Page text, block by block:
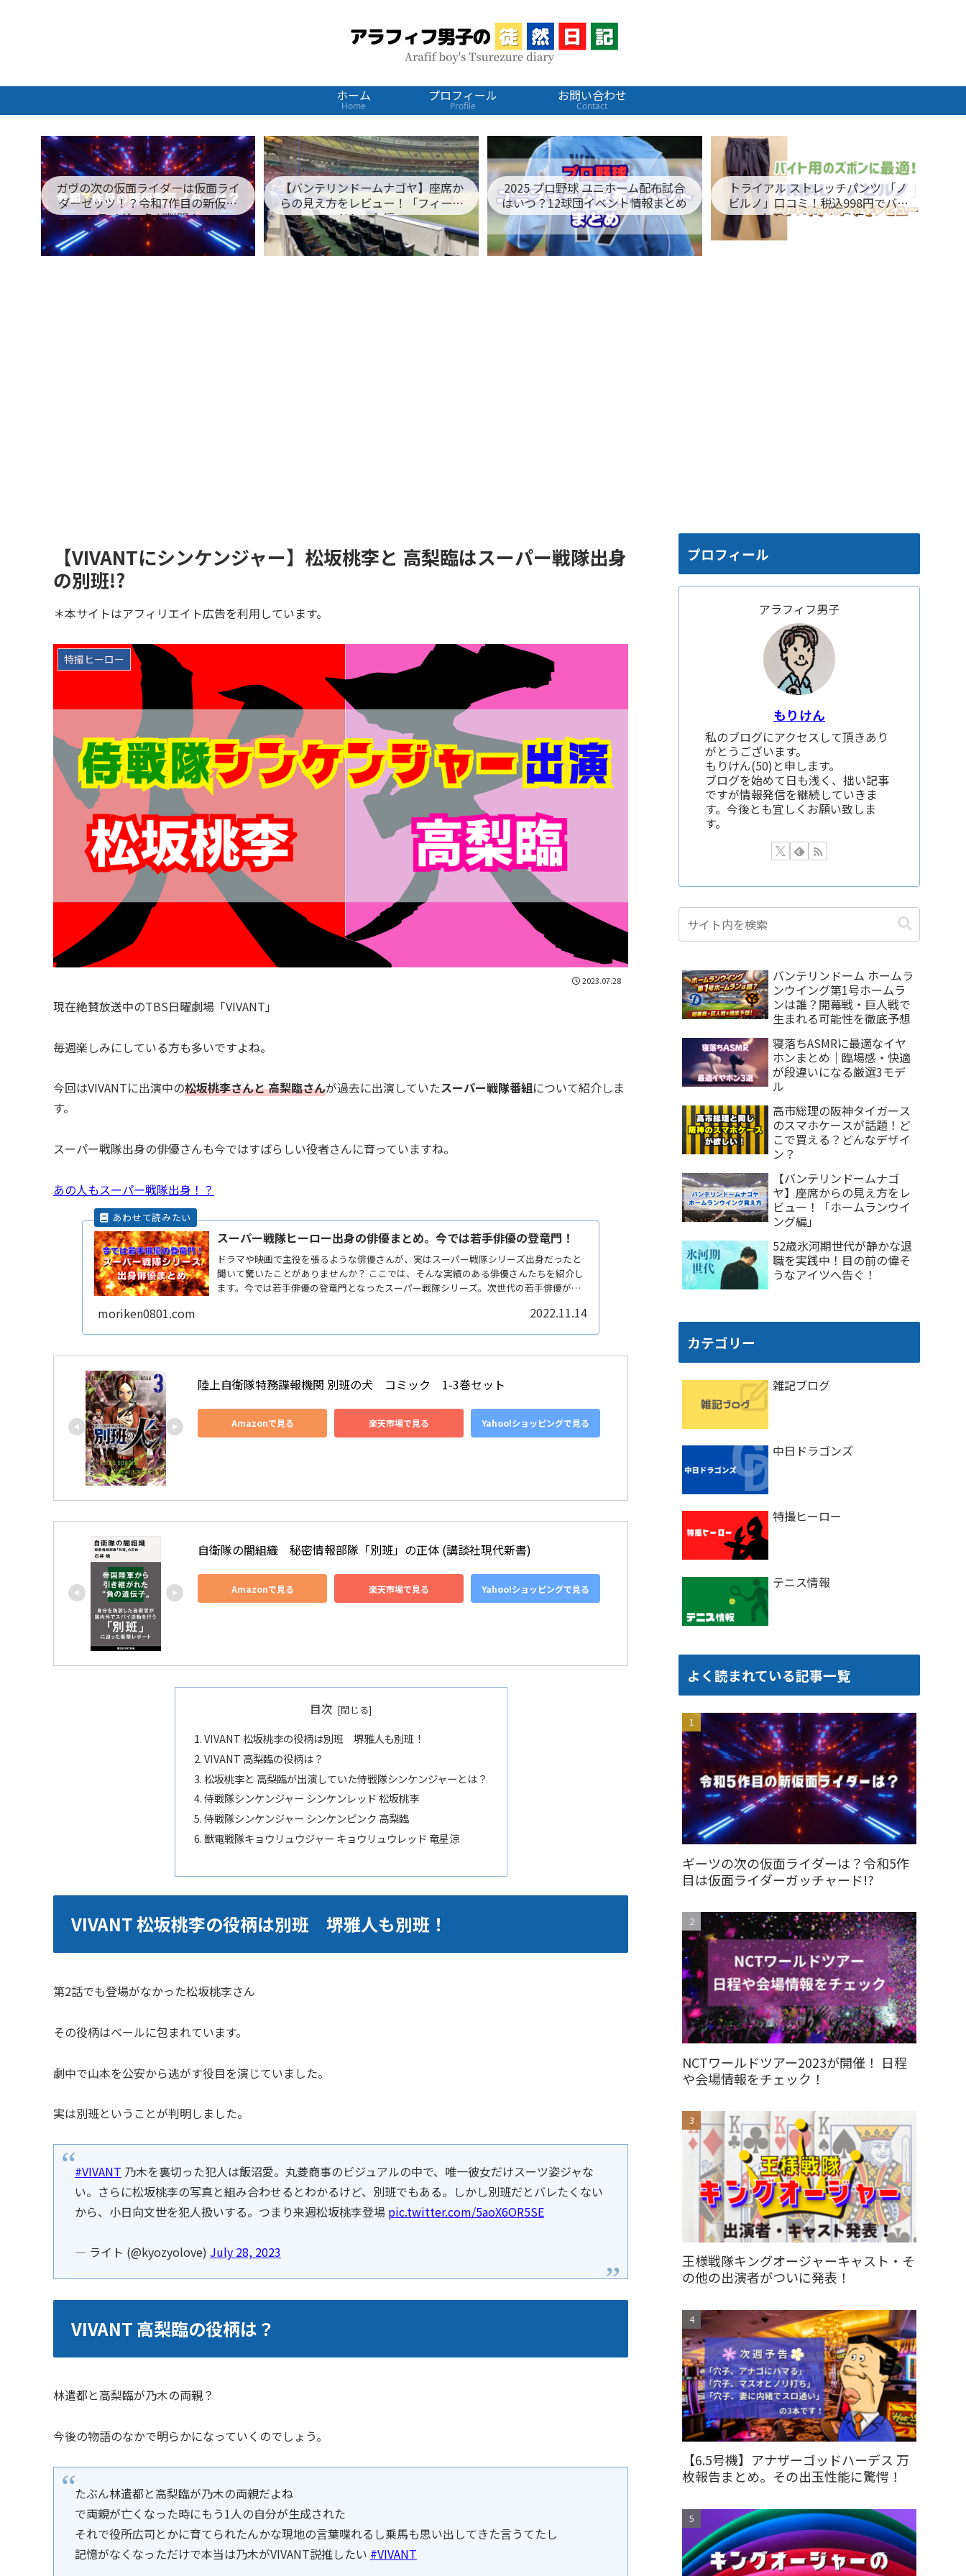
ホーム
Home
プロフィール
Profile
お問い合わせ
Contact
ガヴの次の仮面ライダーは仮面ライ
ダーゼッツ！？令和7作目の新仮面
ライダー名が判明！
【バンテリンドームナゴヤ】座席か
らの見え方をレビュー！「フィール
ドシート編」
2025 プロ野球 ユニホーム配布試合
はいつ？12球団イベント情報まとめ
トライアル ストレッチパンツ 「ノ
ビルノ」口コミ！税込998円でバイ
ト用のズボンに最適！
【VIVANTにシンケンジャー】松坂桃李と 高梨臨はスーパー戦隊出身
の別班!?
＊本サイトはアフィリエイト広告を利用しています。
特撮ヒーロー
2023.07.28
現在絶賛放送中のTBS日曜劇場「VIVANT」
毎週楽しみにしている方も多いですよね。
今回はVIVANTに出演中の松坂桃李さんと 高梨臨さんが過去に出演していたスーパー戦隊番組について紹介しま
す。
スーパー戦隊出身の俳優さんも今ではすばらしい役者さんに育っていますね。
あの人もスーパー戦隊出身！？
スーパー戦隊ヒーロー出身の俳優まとめ。今では若手俳優の登竜門！
ドラマや映画で主役を張るような俳優さんが、実はスーパー戦隊シリーズ出身だったと
聞いて驚いたことがありませんか？ ここでは、そんな実績のある俳優さんたちを紹介し
ます。今では若手俳優の登竜門となったスーパー戦隊シリーズ。次世代の若手俳優が新
moriken0801.com 2022.11.14
陸上自衛隊特務諜報機関 別班の犬　コミック　1-3巻セット
Amazonで見る 楽天市場で見る Yahoo!ショッピングで見る
自衛隊の闇組織　秘密情報部隊「別班」の正体 (講談社現代新書)
Amazonで見る 楽天市場で見る Yahoo!ショッピングで見る
目次
VIVANT 松坂桃李の役柄は別班 堺雅人も別班！
VIVANT 高梨臨の役柄は？
松坂桃李と 高梨臨が出演していた侍戦隊シンケンジャーとは？
侍戦隊シンケンジャー シンケンレッド 松坂桃李
侍戦隊シンケンジャー シンケンピンク 高梨臨
獣電戦隊キョウリュウジャー キョウリュウレッド 竜星涼
VIVANT 松坂桃李の役柄は別班 堺雅人も別班！
第2話でも登場がなかった松坂桃李さん
その役柄はベールに包まれています。
劇中で山本を公安から逃がす役目を演じていました。
実は別班ということが判明しました。
#VIVANT 乃木を裏切った犯人は飯沼愛。丸菱商事のビジュアルの中で、唯一彼女だけスーツ姿ジャな
い。さらに松坂桃李の写真と組み合わせるとわかるけど、別班でもある。しかし別班だとバレたくない
から、小日向文世を犯人扱いする。つまり来週松坂桃李登場 pic.twitter.com/5aoX6OR5SE
— ライト (@kyozyolove) July 28, 2023
VIVANT 高梨臨の役柄は？
林遣都と高梨臨が乃木の両親？
今後の物語のなかで明らかになっていくのでしょう。
たぶん林遣都と高梨臨が乃木の両親だよね
で両親が亡くなった時にもう1人の自分が生成された
それで役所広司とかに育てられたんかな現地の言葉喋れるし乗馬も思い出してきた言うてたし
記憶がなくなっただけで本当は乃木がVIVANT説推したい #VIVANT
プロフィール
アラフィフ男子
もりけん
私のブログにアクセスして頂きあり
がとうございます。
もりけん(50)と申します。
ブログを始めて日も浅く、拙い記事
ですが情報発信を継続していきま
す。今後とも宜しくお願い致しま
す。
バンテリンドーム ホームラ
ンウイング第1号ホームラ
ンは誰？開幕戦・巨人戦で
生まれる可能性を徹底予想
寝落ちASMRに最適なイヤ
ホンまとめ｜臨場感・快適
が段違いになる厳選3モデ
ル
高市総理の阪神タイガース
のスマホケースが話題！ど
こで買える？どんなデザイ
ン？
【バンテリンドームナゴ
ヤ】座席からの見え方をレ
ビュー！「ホームランウイ
ング編」
52歳氷河期世代が静かな退
職を実践中！目の前の偉そ
うなアイツへ告ぐ！
カテゴリー
雑記ブログ
中日ドラゴンズ
特撮ヒーロー
テニス情報
よく読まれている記事一覧
ギーツの次の仮面ライダーは？令和5作
目は仮面ライダーガッチャード!?
NCTワールドツアー2023が開催！ 日程
や会場情報をチェック！
王様戦隊キングオージャーキャスト・そ
の他の出演者がついに発表！
【6.5号機】アナザーゴッドハーデス 万
枚報告まとめ。その出玉性能に驚愕！